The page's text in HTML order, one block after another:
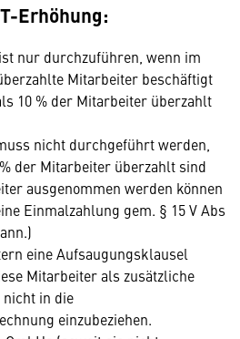
Erhöhung:
nur durchzuführen, wenn im
Mitarbeiter beschäftigt
10 % der Mitarbeiter überzahlt
nicht durchgeführt werden,
der Mitarbeiter überzahlt sind
ausgenommen werden können
Einmalzahlung gem. § 15 V Abs
eine Aufsaugungsklausel
Mitarbeiter als zusätzliche
in die
einzubeziehen.